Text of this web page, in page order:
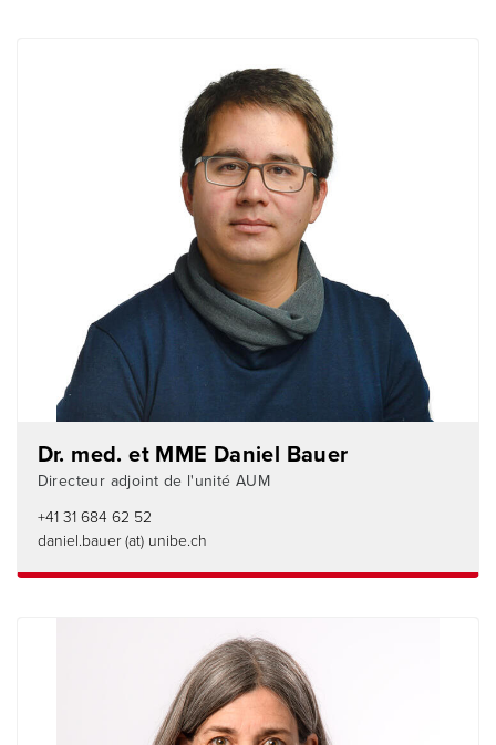
Dr. med. et MME Daniel Bauer
Directeur adjoint de l'unité AUM
+41 31 684 62 52
daniel.bauer (at) unibe.ch